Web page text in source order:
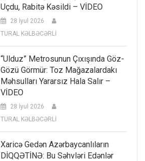
Uçdu, Rabitə Kəsildi – VİDEO
28 İyul 2026
TURAL KƏLBƏCƏRLİ
“Ulduz” Metrosunun Çıxışında Göz-
Gözü Görmür: Toz Mağazalardakı
Məhsulları Yararsız Hala Salır –
VİDEO
28 İyul 2026
TURAL KƏLBƏCƏRLİ
Xaricə Gedən Azərbaycanlıların
DİQQƏTİNƏ: Bu Səhvləri Edənlər